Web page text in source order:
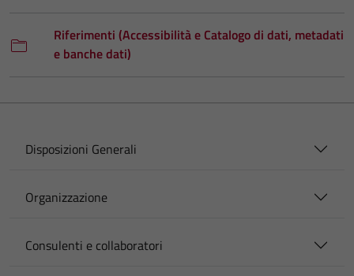
Riferimenti (Accessibilità e Catalogo di dati, metadati
e banche dati)
Disposizioni Generali
Organizzazione
Consulenti e collaboratori